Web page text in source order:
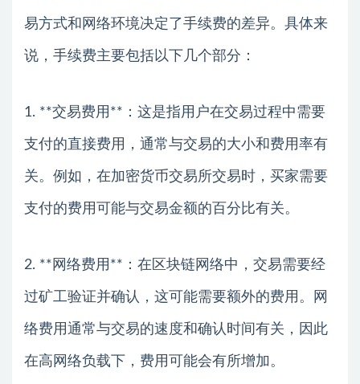
易方式和网络环境决定了手续费的差异。具体来
说，手续费主要包括以下几个部分：
1. **交易费用**：这是指用户在交易过程中需要
支付的直接费用，通常与交易的大小和费用率有
关。例如，在加密货币交易所交易时，买家需要
支付的费用可能与交易金额的百分比有关。
2. **网络费用**：在区块链网络中，交易需要经
过矿工验证并确认，这可能需要额外的费用。网
络费用通常与交易的速度和确认时间有关，因此
在高网络负载下，费用可能会有所增加。